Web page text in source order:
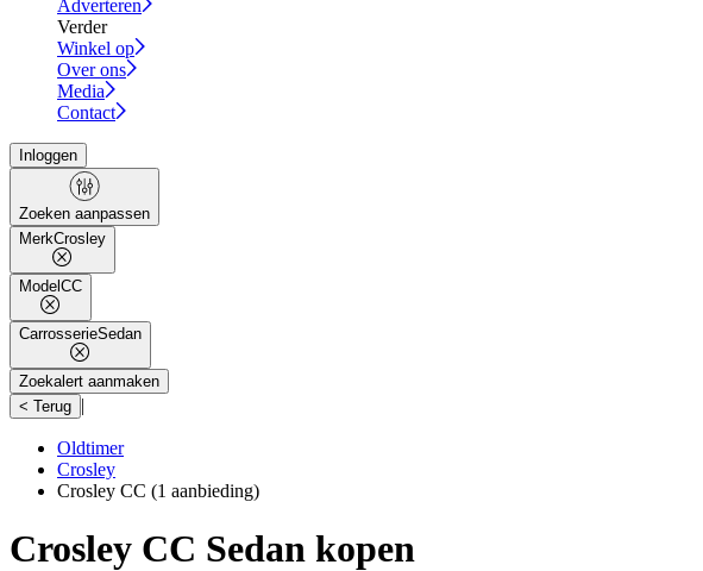
Adverteren
Verder
Winkel op
Over ons
Media
Contact
Inloggen
Zoeken aanpassen
MerkCrosley
ModelCC
CarrosserieSedan
Zoekalert aanmaken
< Terug |
Oldtimer
Crosley
Crosley CC (1 aanbieding)
Crosley CC Sedan kopen